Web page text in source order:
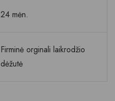
24 mėn.
Firminė orginali laikrodžio
dėžutė